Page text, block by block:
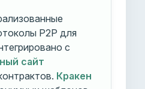
P2P для
с
сайт
Кракен